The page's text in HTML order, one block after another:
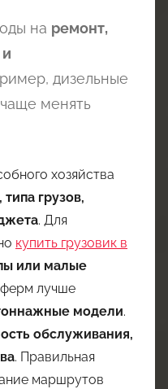
на ремонт,
дизельные
менять
хозяйства
грузов,
. Для
купить грузовик в
или малые
ферм лучше
модели.
обслуживания,
. Правильная
маршрутов